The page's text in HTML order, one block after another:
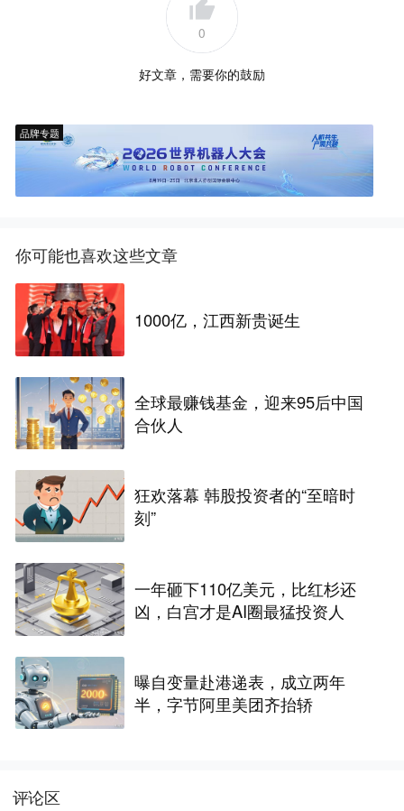
0
好文章，需要你的鼓励
品牌专题
你可能也喜欢这些文章
1000亿，江西新贵诞生
全球最赚钱基金，迎来95后中国
合伙人
狂欢落幕 韩股投资者的“至暗时
刻”
一年砸下110亿美元，比红杉还
凶，白宫才是AI圈最猛投资人
曝自变量赴港递表，成立两年
半，字节阿里美团齐抬轿
评论区